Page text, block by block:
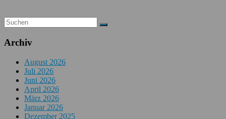
Archiv
August 2026
Juli 2026
Juni 2026
April 2026
März 2026
Januar 2026
Dezember 2025